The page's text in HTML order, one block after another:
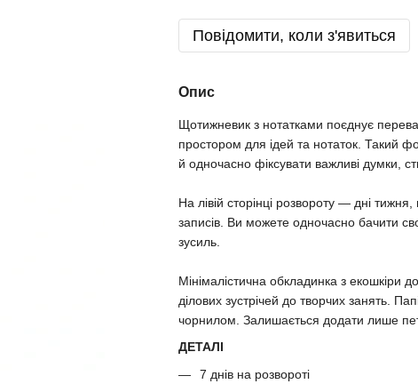
Повідомити, коли з'явиться
Опис
Щотижневик з нотатками поєднує
простором для ідей та нотаток. Такий
й одночасно фіксувати важливі думки,
На лівій сторінці розвороту — дні
записів. Ви можете одночасно бачити
зусиль.
Мінімалістична обкладинка з
ділових зустрічей до творчих занять.
чорнилом. Залишається додати лише
ДЕТАЛІ
7 днів на розвороті